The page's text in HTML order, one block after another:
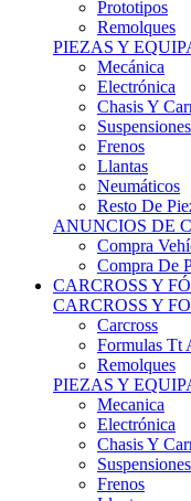
PIEZAS Y
Mecánica
Electrónica
Chasis Y
Suspensiones
Frenos
Llantas
Neumáticos
Resto De
ANUNCIOS DE
Compra
Compra De
CARCROSS Y
CARCROSS Y
Carcross
Formulas Tt
Remolques
PIEZAS Y
Mecanica
Electrónica
Chasis Y
Suspensiones
Frenos
Llantas
Neumáticos